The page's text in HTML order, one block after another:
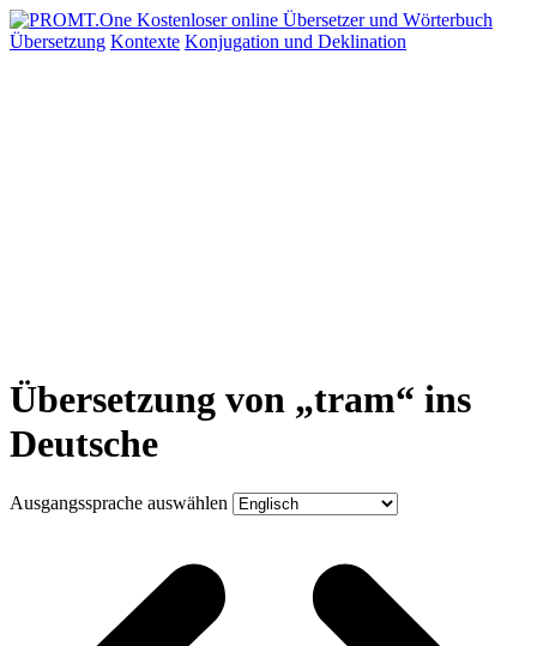
Übersetzung Kontexte Konjugation und Deklination
Übersetzung von „tram“ ins
Deutsche
Ausgangssprache auswählen